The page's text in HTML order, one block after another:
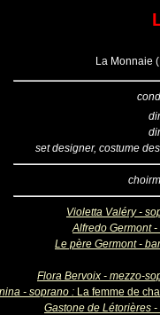
La Monnaie
set designer, costume
Violetta Valéry -
Alfredo Germont -
Le père Germont -
Flora Bervoix - mezzo-
- soprano : La femme de
Gastone de Létorières -